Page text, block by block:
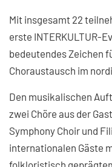
Mit insgesamt 22
erste INTERKULTUR-
bedeutendes Zeichen
Choraustausch im
Den musikalischen
zwei Chöre aus der
Symphony Choir und
internationalen Gäste
folkloristisch